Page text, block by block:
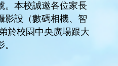
。本校誠邀各位家長
影設（數碼相機、智
於校園中央廣場跟大